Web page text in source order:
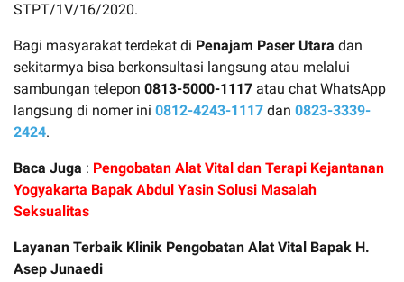
STPT/1V/16/2020.
Bagi masyarakat terdekat di Penajam Paser Utara dan
sekitarmya bisa berkonsultasi langsung atau melalui
sambungan telepon 0813-5000-1117 atau chat WhatsApp
langsung di nomer ini 0812-4243-1117 dan 0823-3339-
2424.
Baca Juga : Pengobatan Alat Vital dan Terapi Kejantanan
Yogyakarta Bapak Abdul Yasin Solusi Masalah
Seksualitas
Layanan Terbaik Klinik Pengobatan Alat Vital Bapak H.
Asep Junaedi